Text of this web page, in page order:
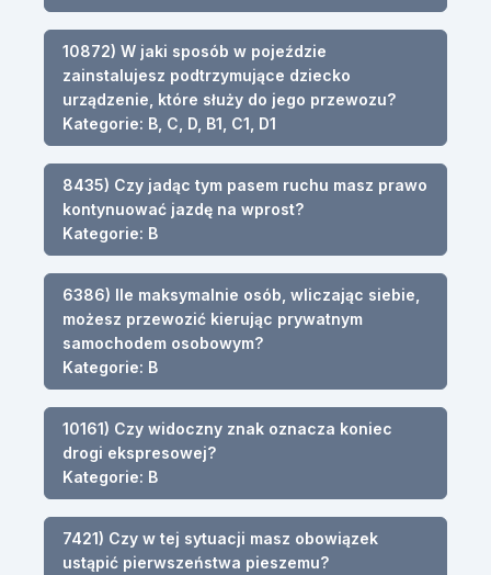
10872) W jaki sposób w pojeździe
zainstalujesz podtrzymujące dziecko
urządzenie, które służy do jego przewozu?
Kategorie: B, C, D, B1, C1, D1
8435) Czy jadąc tym pasem ruchu masz prawo
kontynuować jazdę na wprost?
Kategorie: B
6386) Ile maksymalnie osób, wliczając siebie,
możesz przewozić kierując prywatnym
samochodem osobowym?
Kategorie: B
10161) Czy widoczny znak oznacza koniec
drogi ekspresowej?
Kategorie: B
7421) Czy w tej sytuacji masz obowiązek
ustąpić pierwszeństwa pieszemu?